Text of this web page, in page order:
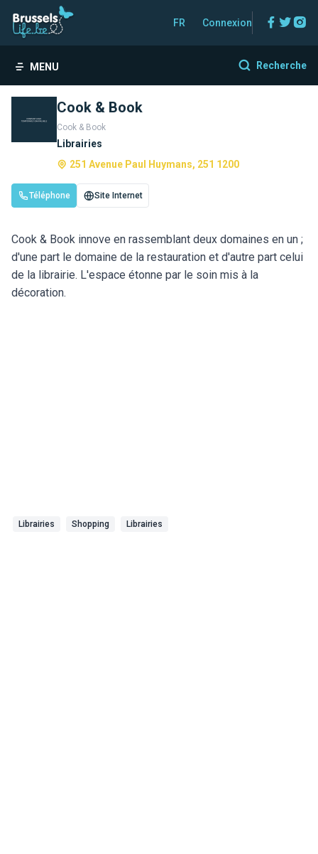
FR Connexion
MENU Recherche
Cook & Book
Cook & Book
Librairies
251 Avenue Paul Huymans, 251 1200
Téléphone Site Internet
Cook & Book innove en rassemblant deux domaines en un ;
d'une part le domaine de la restauration et d'autre part celui
de la librairie. L'espace étonne par le soin mis à la
décoration.
Librairies Shopping Librairies